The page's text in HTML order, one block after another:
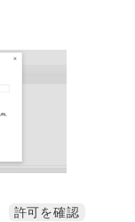
許可を確認